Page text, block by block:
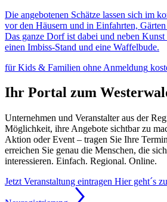
Die angebotenen Schätze lassen sich im
vor den Häusern und in Einfahrten,
Das ganze Dorf ist dabei und neben
einen Imbiss-Stand und eine Waffelbude.
für Kids & Familien ohne Anmeldung
Ihr Portal zum
Unternehmen und Veranstalter aus der
Möglichkeit, ihre Angebote sichtbar zu
Aktion oder Event – tragen Sie Ihre
erreichen Sie genau die Menschen, die
interessieren. Einfach. Regional. Online.
Jetzt Veranstaltung eintragen Hier geht´s